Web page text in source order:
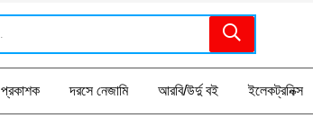
প্রকাশক দরসে নেজামি আরবি/উর্দু বই ইলেকট্রনিক্স